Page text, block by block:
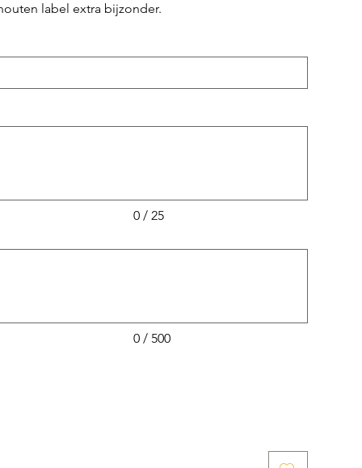
label extra bijzonder.
0 / 25
0 / 500